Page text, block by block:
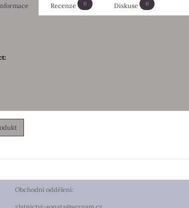
Recenze 0 Diskuse 0
Obchodní oddělení: